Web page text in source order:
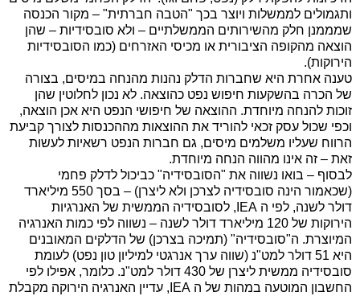
ותגמולים לממשלות ויוצר בכך "הטבה חברתית" – מקור הכנסה
שמממנן חלק מהשירותים הממשלתיים – ולא סובסידיות – שהן
הוצאה מהקופה הציבורית או מכיסי האזרחים (כמו הסובסידיות
הירוקות).
טענה אחרת היא שחברות הדלק נהנות מהנחה במיסים, בצורה
של הכרה בהשקעות חיפוש נפט כהוצאה. לא נכון לחלוטין שהן
זוכות להנחה מיוחדת. ההוצאה של חיפושי הנפט היא אכן הוצאה,
וכפי שכול עסק זכאי להוריד את ההוצאות מההכנסות לצורך קביעת
הרווח שעליו משלמים מיסים, גם חברות הנפט רשאיות לעשות
זאת – זה אינו מהווה הנחה מיוחדת.
לבסוף – בואו נשווה את "הסובסידיה" כביכול לדלק פחמי
(שכאמור הינה סובסידיה לצרכן ולא ליצרן) – בסך 550 מיליארד
דולר לשנה, לפי ה IEA , לסובסידיה הממשית של האנרגיות
הירוקות של 120 מיליארד דולר לשנה – נשווה לפי כמות האנרגיה
המיוצרת. ה"סובסידיה" (תמיכה בצרכן) של הדלקים המאובנים
היא 51 דולר למט"נ (שווה ערך אנרגטי למיליון טון נפט) לעומת
סובסידיה ממשית ליצרן של 430 דולר למט"נ. כלומר, אפילו לפי
החשבון המוטעה במהות של ה IEA , עדיין האנרגיה הירוקה מקבלת